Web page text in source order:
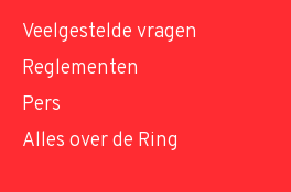
Veelgestelde vragen
Reglementen
Pers
Alles over de Ring